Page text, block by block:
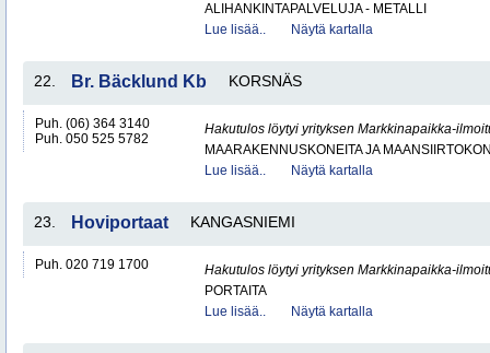
ALIHANKINTAPALVELUJA - METALLI
Lue lisää..
Näytä kartalla
22. Br. Bäcklund Kb KORSNÄS
Puh. (06) 364 3140
Puh. 050 525 5782
Hakutulos löytyi yrityksen Markkinapaikka-
MAARAKENNUSKONEITA JA
Lue lisää..
Näytä kartalla
23. Hoviportaat KANGASNIEMI
Puh. 020 719 1700
Hakutulos löytyi yrityksen Markkinapaikka-
PORTAITA
Lue lisää..
Näytä kartalla